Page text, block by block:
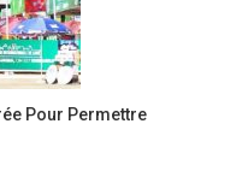
Pour Permettre